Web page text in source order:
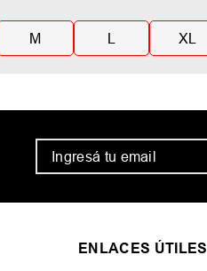
M L XL
ENLACES ÚTILES